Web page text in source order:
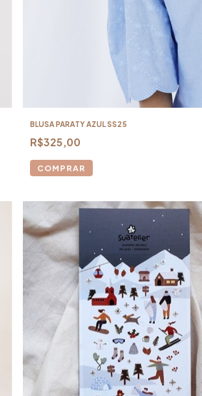
BLUSA PARATY AZUL SS25
R$325,00
COMPRAR